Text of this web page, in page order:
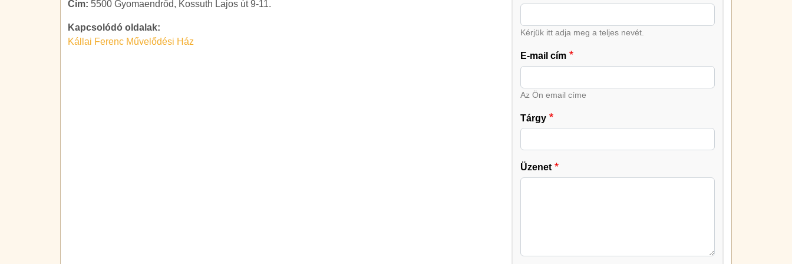
Cím: 5500 Gyomaendrőd, Kossuth Lajos út 9-11.
Kapcsolódó oldalak:
Kállai Ferenc Művelődési Ház
Kérjük itt adja meg a teljes nevét.
E-mail cím
Az Ön email címe
Tárgy
Üzenet